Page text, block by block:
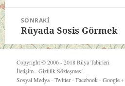
SONRAKI
Sonraki
yazı:
Rüyada Sosis Görmek
Copyright © 2006 - 2018Rüya Tabirleri
İletişim-Gizlilik Sözleşmesi
Sosyal Medya -Twitter-Facebook-Google +